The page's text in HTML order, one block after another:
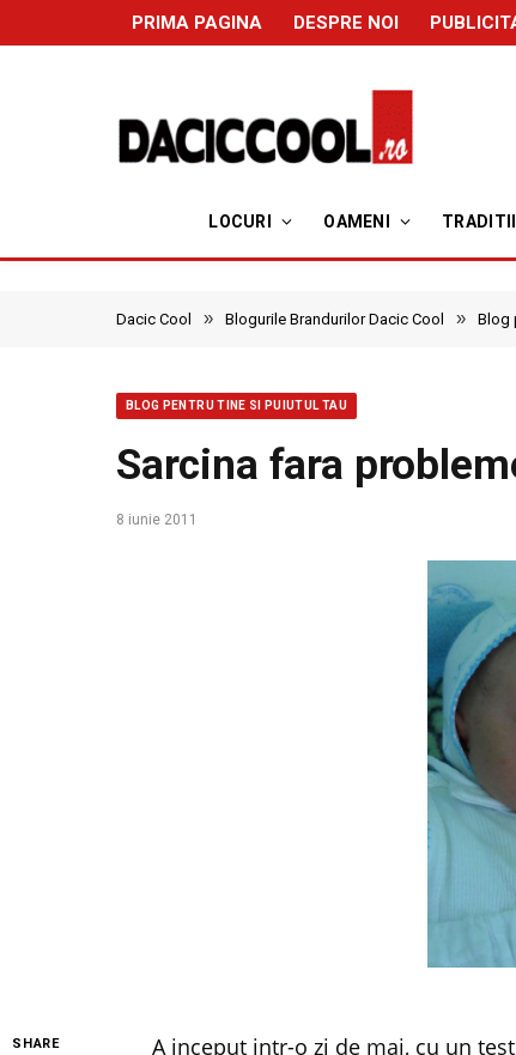
PRIMA PAGINA DESPRE NOI
LOCURI OAMENI TRADITII
Dacic Cool » Blogurile Brandurilor Dacic Cool » Blog
BLOG PENTRU TINE SI PUIUTUL TAU
Sarcina fara
8 iunie 2011
SHARE
A inceput intr-o zi de mai, cu un